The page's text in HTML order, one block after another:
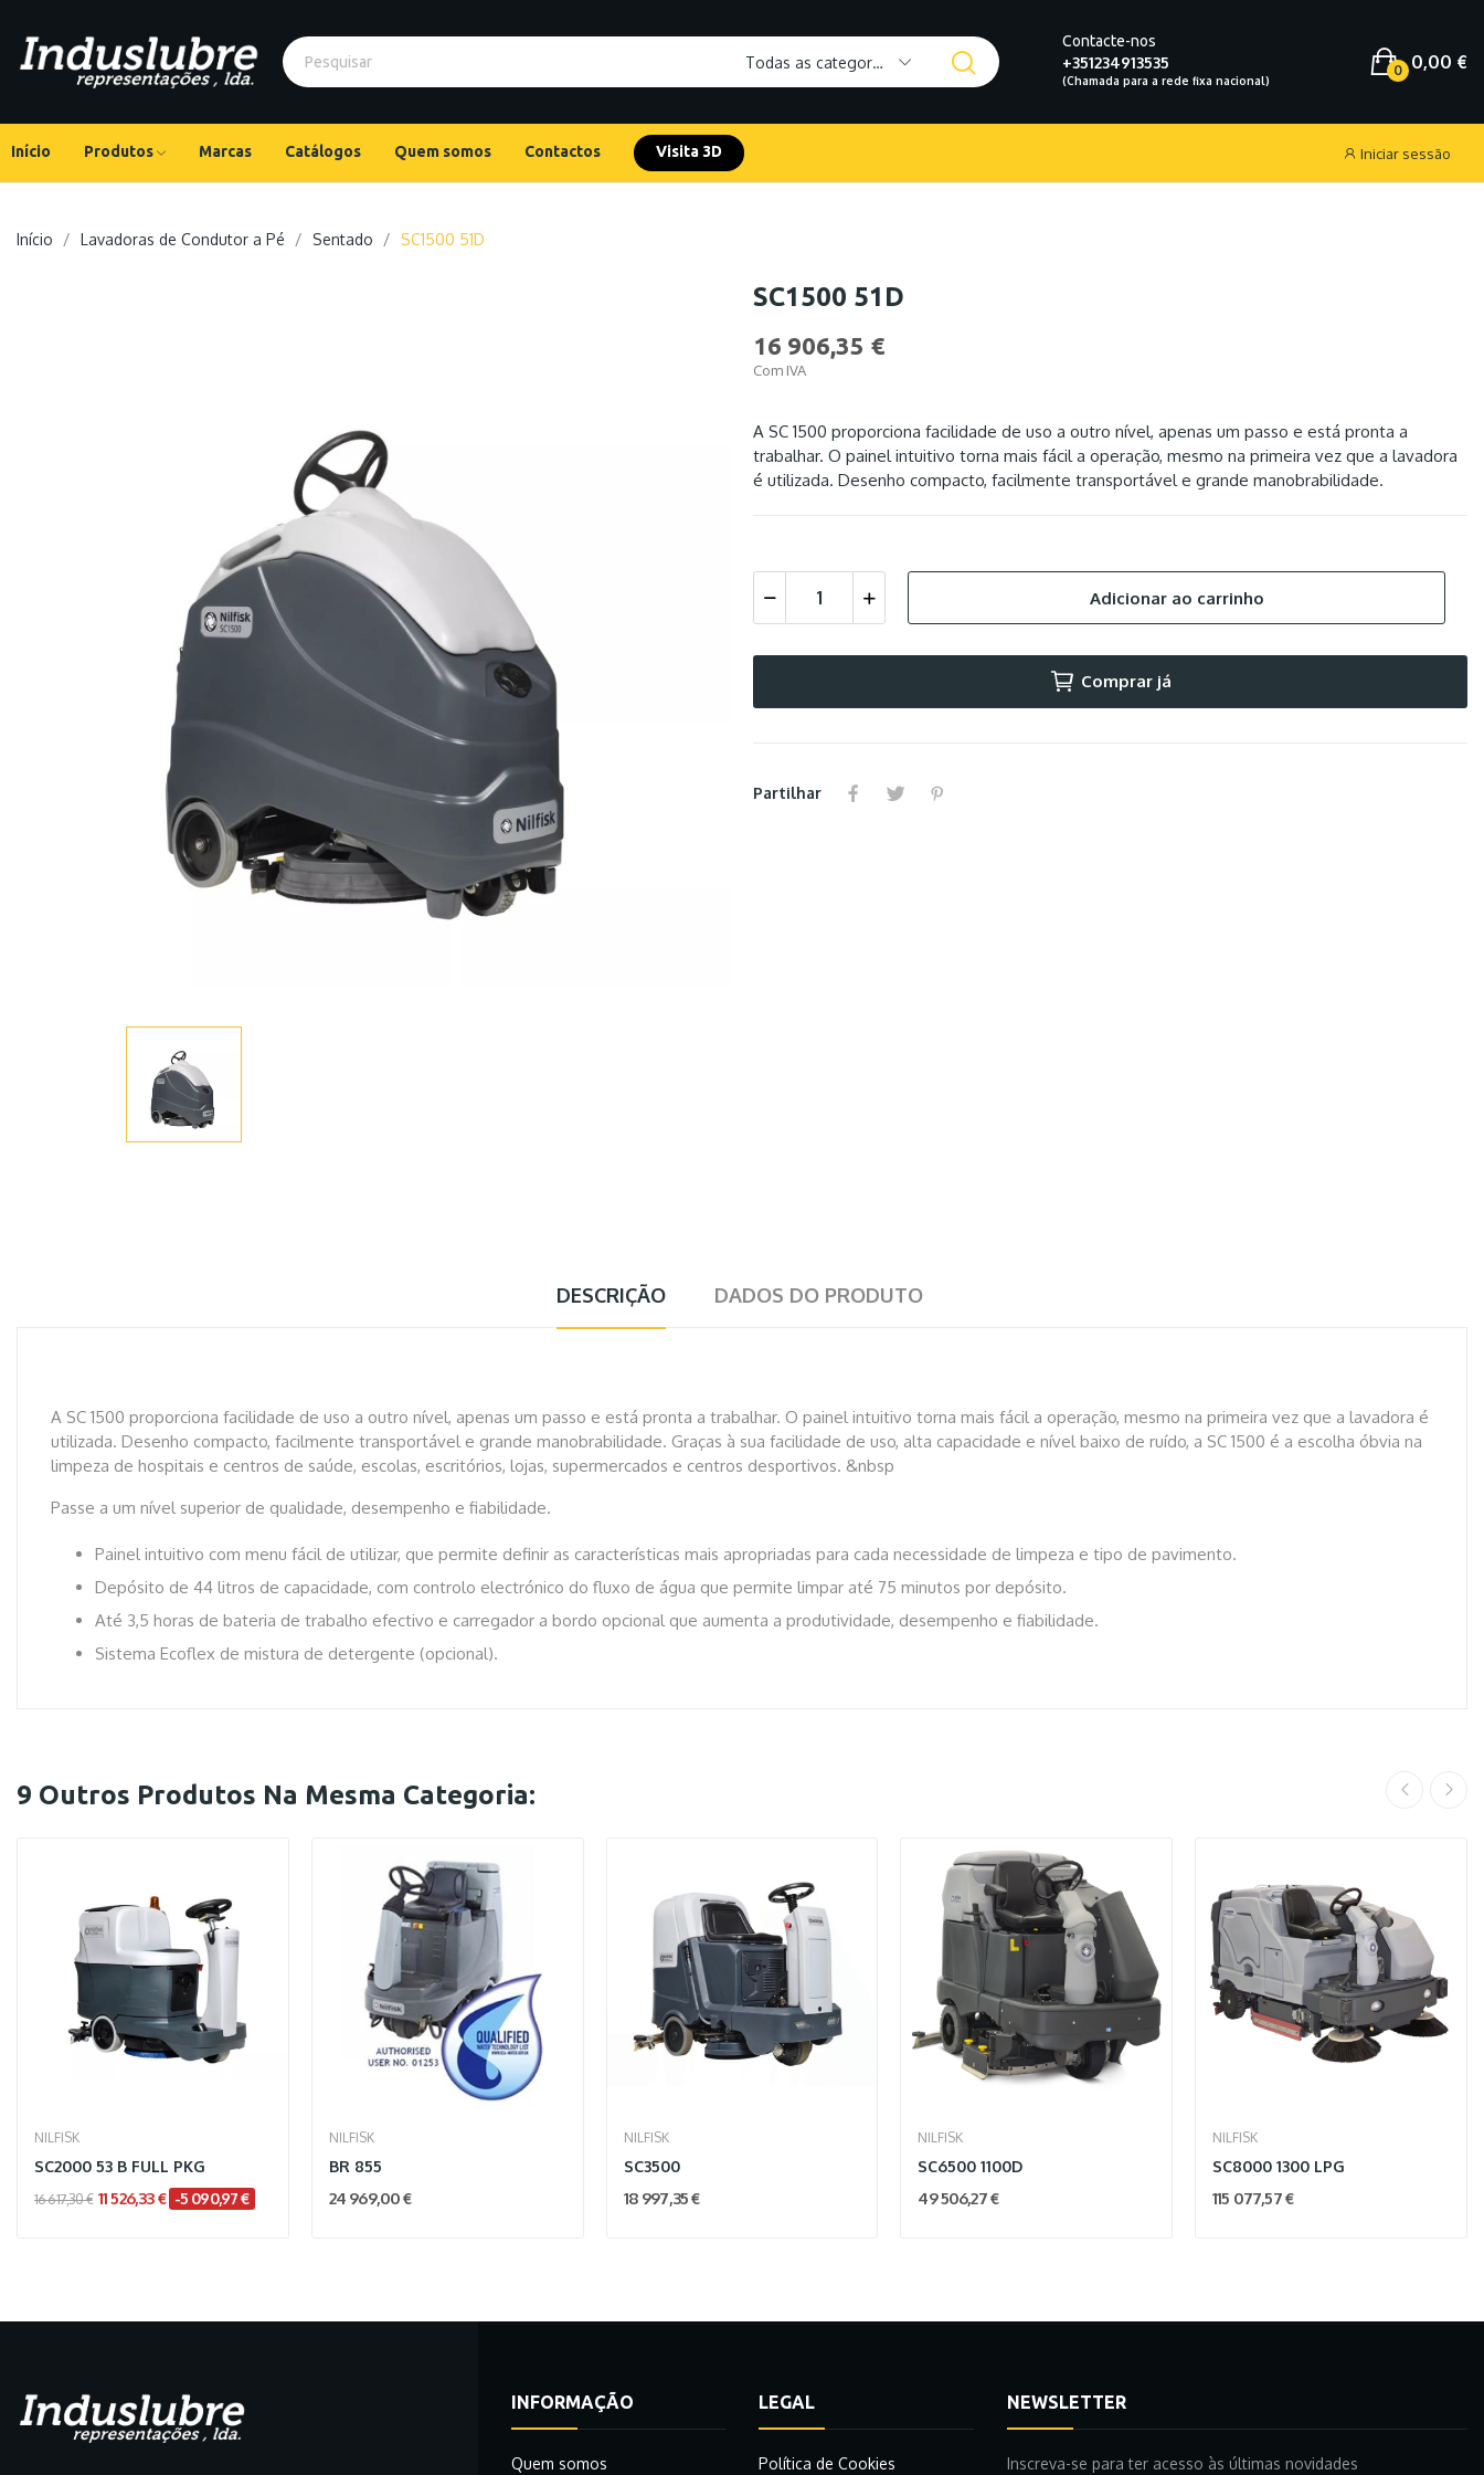
Todas as categorias
Contacte-nos
+351234913535 0,00 €
0
Início Produtos Marcas Catálogos Quem somos Contactos Visita 3D Iniciar sessão
Início Lavadoras de Condutor a Pé Sentado SC1500 51D
SC1500 51D
16 906,35 €
Com IVA
A SC 1500 proporciona facilidade de uso a outro nível, apenas um passo e está pronta a
trabalhar. O painel intuitivo torna mais fácil a operação, mesmo na primeira vez que a lavadora
é utilizada. Desenho compacto, facilmente transportável e grande manobrabilidade.
Adicionar ao carrinho
Comprar já
Partilhar
DESCRIÇÃO DADOS DO PRODUTO
A SC 1500 proporciona facilidade de uso a outro nível, apenas um passo e está pronta a trabalhar. O painel intuitivo torna mais fácil a operação, mesmo na primeira vez que a lavadora é
utilizada. Desenho compacto, facilmente transportável e grande manobrabilidade. Graças à sua facilidade de uso, alta capacidade e nível baixo de ruído, a SC 1500 é a escolha óbvia na
limpeza de hospitais e centros de saúde, escolas, escritórios, lojas, supermercados e centros desportivos. &nbsp
Passe a um nível superior de qualidade, desempenho e fiabilidade.
Painel intuitivo com menu fácil de utilizar, que permite definir as características mais apropriadas para cada necessidade de limpeza e tipo de pavimento.
Depósito de 44 litros de capacidade, com controlo electrónico do fluxo de água que permite limpar até 75 minutos por depósito.
Até 3,5 horas de bateria de trabalho efectivo e carregador a bordo opcional que aumenta a produtividade, desempenho e fiabilidade.
Sistema Ecoflex de mistura de detergente (opcional).
9 Outros Produtos Na Mesma Categoria:
NILFISK
SC2000 53 B FULL PKG
16 617,30 € 11 526,33 € -5 090,97 €
NILFISK
BR 855
24 969,00 €
NILFISK
SC3500
18 997,35 €
NILFISK
SC6500 1100D
49 506,27 €
NILFISK
SC8000 1300 LPG
115 077,57 €
INFORMAÇÃO
Quem somos
LEGAL
Política de Cookies
NEWSLETTER
Inscreva-se para ter acesso às últimas novidades